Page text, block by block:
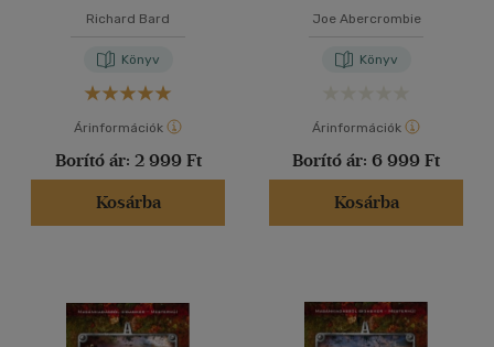
Richard Bard
Könyv
Árinformációk
Borító ár: 2 999 Ft
Kosárba
Joe Abercrombie
Könyv
Árinformációk
Borító ár: 6 999 Ft
Kosárba